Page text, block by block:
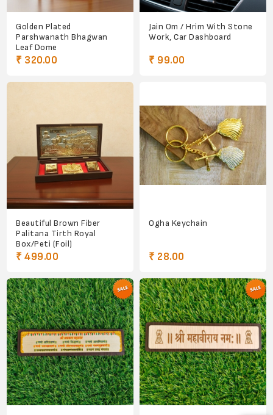
Golden Plated
Parshwanath Bhagwan
Leaf Dome
₹ 320.00
Jain Om / Hrim With Stone
Work, Car Dashboard
₹ 99.00
Beautiful Brown Fiber
Palitana Tirth Royal
Box/Peti (Foil)
₹ 499.00
Ogha Keychain
₹ 28.00